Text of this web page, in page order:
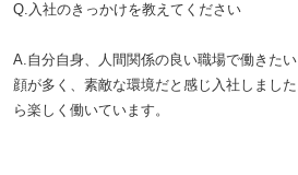
Q.入社のきっかけを教えてください
A.自分自身、人間関係の良い職場で働きた
顔が多く、素敵な環境だと感じ入社しまし
ら楽しく働いています。